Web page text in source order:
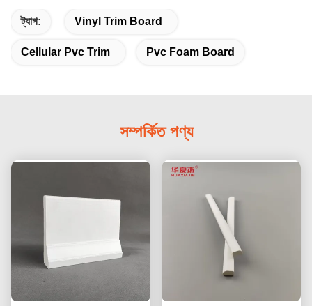
ট্যাগ: Vinyl Trim Board
Cellular Pvc Trim Pvc Foam Board
সম্পর্কিত পণ্য